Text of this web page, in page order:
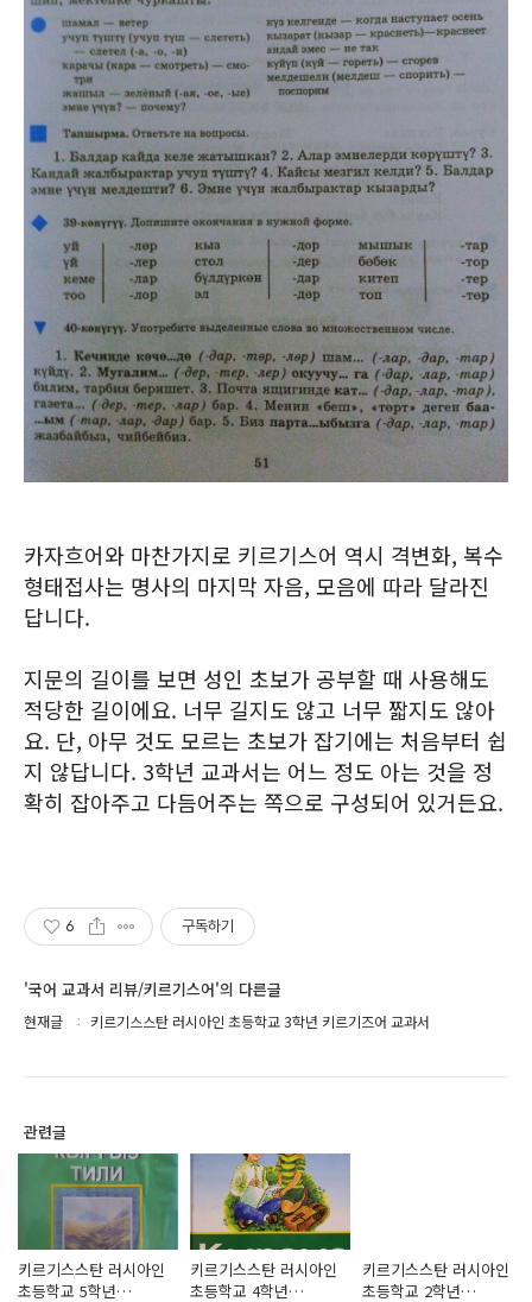
카자흐어와 마찬가지로 키르기스어 역시 격변화, 복수
형태접사는 명사의 마지막 자음, 모음에 따라 달라진
답니다.
지문의 길이를 보면 성인 초보가 공부할 때 사용해도
적당한 길이에요. 너무 길지도 않고 너무 짧지도 않아
요. 단, 아무 것도 모르는 초보가 잡기에는 처음부터 쉽
지 않답니다. 3학년 교과서는 어느 정도 아는 것을 정
확히 잡아주고 다듬어주는 쪽으로 구성되어 있거든요.
6 구독하기
'국어 교과서 리뷰/키르기스어'의 다른글
현재글 키르기스스탄 러시아인 초등학교 3학년 키르기즈어 교과서
관련글
키르기스스탄 러시아인
초등학교 5학년
키르기스스탄 러시아인
초등학교 4학년
키르기스스탄 러시아인
초등학교 2학년